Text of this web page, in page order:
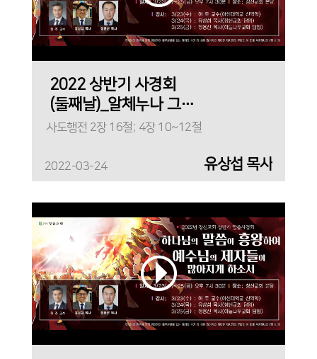
2022 상반기 사경회
(둘째날)_알체누나 그
이름
사도행전 2장 16절; 4장 10~12절
2022-03-24 유상섭 목사